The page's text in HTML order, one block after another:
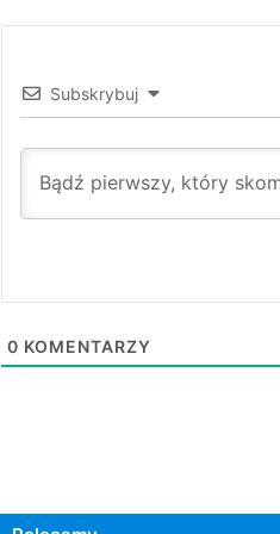
Subskrybuj
0 KOMENTARZY